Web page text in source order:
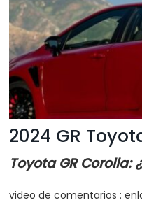
2024 GR
Toyota GR Corolla:
video de comentarios :